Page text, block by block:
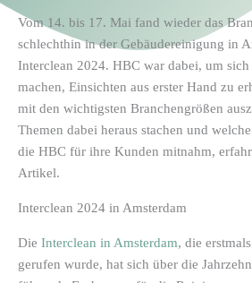
Vom 14. bis 17. Mai fand wieder das
schlechthin in der Gebäudereinigung in
Interclean 2024. HBC war dabei, um
machen, Einsichten aus erster Hand zu
mit den wichtigsten Branchengrößen
Themen dabei heraus stachen und
die HBC für ihre Kunden mitnahm,
Artikel.
Interclean 2024 in Amsterdam
Die Interclean in Amsterdam, die
gerufen wurde, hat sich über die